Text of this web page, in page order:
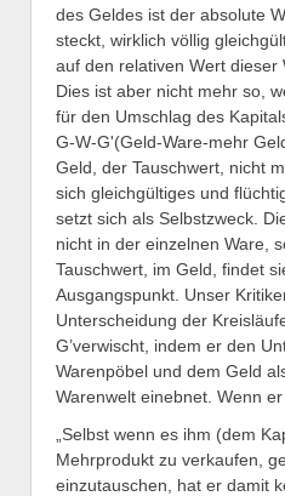
des Geldes ist der absolute
steckt, wirklich völlig
auf den relativen Wert dieser
Dies ist aber nicht mehr so,
für den Umschlag des
G-W-G'(Geld-Ware-mehr
Geld, der Tauschwert, nicht
sich gleichgültiges und
setzt sich als Selbstzweck.
nicht in der einzelnen Ware,
Tauschwert, im Geld, findet
Ausgangspunkt. Unser
Unterscheidung der
G’verwischt, indem er den
Warenpöbel und dem Geld
Warenwelt einebnet. Wenn
„Selbst wenn es ihm (dem
Mehrprodukt zu verkaufen,
einzutauschen, hat er damit